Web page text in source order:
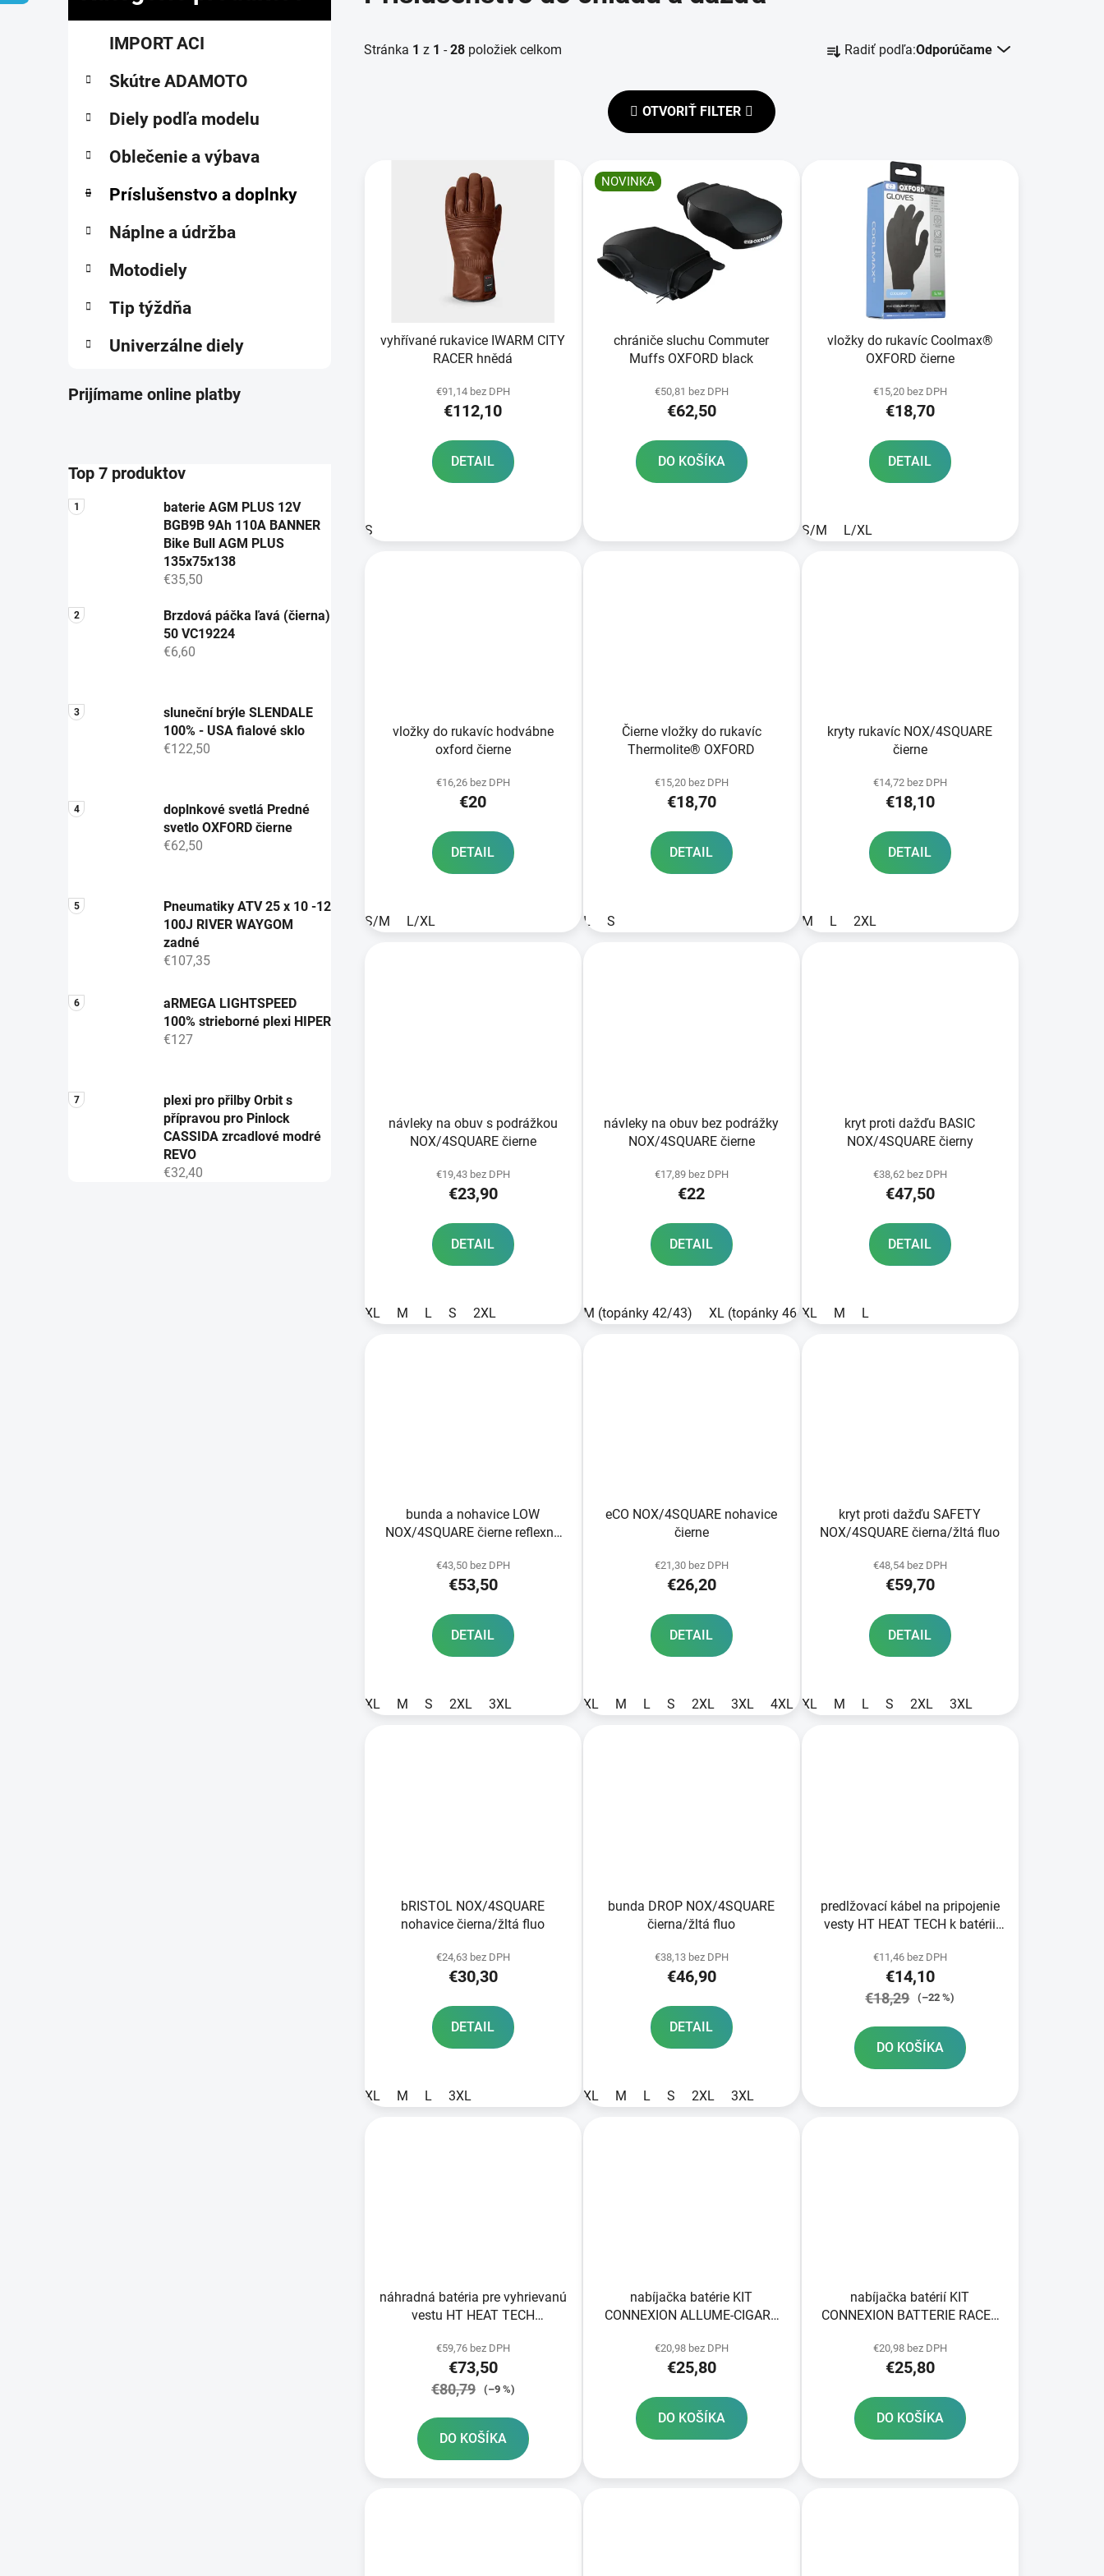
č
kategórieIMPORT ACI
Skútre ADAMOTO
Diely podľa modelu
Oblečenie a výbava
Príslušenstvo a doplnky
Náplne a údržba
Motodiely
Tip týždňa
Univerzálne diely
Prijímame online platby
Top 7 produktov
baterie AGM PLUS 12V
BGB9B 9Ah 110A BANNER
Bike Bull AGM PLUS
135x75x138
€35,50
Brzdová páčka ľavá (čierna)
50 VC19224
€6,60
sluneční brýle SLENDALE
100% - USA fialové sklo
€122,50
doplnkové svetlá Predné
svetlo OXFORD čierne
€62,50
Pneumatiky ATV 25 x 10 -12
100J RIVER WAYGOM
zadné
€107,35
aRMEGA LIGHTSPEED
100% strieborné plexi HIPER
€127
plexi pro přilby Orbit s
přípravou pro Pinlock
CASSIDA zrcadlové modré
REVO
€32,40
Stránka 1 z 1 -28 položiek celkom
a
o
Radiť podľa:Odporúčame
OTVORIŤ FILTER
vyhřívané rukavice IWARM CITY
RACER hnědá
€91,14 bez DPH
€112,10
DETAIL
S
NOVINKA
chrániče sluchu Commuter
Muffs OXFORD black
€50,81 bez DPH
€62,50
DO KOŠÍKA
vložky do rukavíc Coolmax®
OXFORD čierne
€15,20 bez DPH
€18,70
DETAIL
S/M L/XL
vložky do rukavíc hodvábne
oxford čierne
€16,26 bez DPH
€20
DETAIL
S/M L/XL
Čierne vložky do rukavíc
Thermolite® OXFORD
€15,20 bez DPH
€18,70
DETAIL
L S
kryty rukavíc NOX/4SQUARE
čierne
€14,72 bez DPH
€18,10
DETAIL
M L 2XL
návleky na obuv s podrážkou
NOX/4SQUARE čierne
€19,43 bez DPH
€23,90
DETAIL
XL M L S 2XL
návleky na obuv bez podrážky
NOX/4SQUARE čierne
€17,89 bez DPH
€22
DETAIL
M (topánky 42/43) XL (topánky 46/47) 2XL (topánky 48/49)
kryt proti dažďu BASIC
NOX/4SQUARE čierny
€38,62 bez DPH
€47,50
DETAIL
XL M L
bunda a nohavice LOW
NOX/4SQUARE čierne reflexné
€43,50 bez DPH
€53,50
DETAIL
XL M S 2XL 3XL
eCO NOX/4SQUARE nohavice
čierne
€21,30 bez DPH
€26,20
DETAIL
XL M L S 2XL 3XL 4XL XS
kryt proti dažďu SAFETY
NOX/4SQUARE čierna/žltá fluo
€48,54 bez DPH
€59,70
DETAIL
XL M L S 2XL 3XL
bRISTOL NOX/4SQUARE
nohavice čierna/žltá fluo
€24,63 bez DPH
€30,30
DETAIL
XL M L 3XL
bunda DROP NOX/4SQUARE
čierna/žltá fluo
€38,13 bez DPH
€46,90
DETAIL
XL M L S 2XL 3XL
predlžovací kábel na pripojenie
vesty HT HEAT TECH k batérii
ALPINESTARS
€11,46 bez DPH
€14,10
€18,29 (–22 %)
DO KOŠÍKA
náhradná batéria pre vyhrievanú
vestu HT HEAT TECH
€59,76 bez DPH
€73,50
€80,79 (–9 %)
DO KOŠÍKA
nabíjačka batérie KIT
CONNEXION ALLUME-CIGARE
cigariet
€20,98 bez DPH
€25,80
DO KOŠÍKA
nabíjačka batérií KIT
CONNEXION BATTERIE RACER
€20,98 bez DPH
€25,80
DO KOŠÍKA